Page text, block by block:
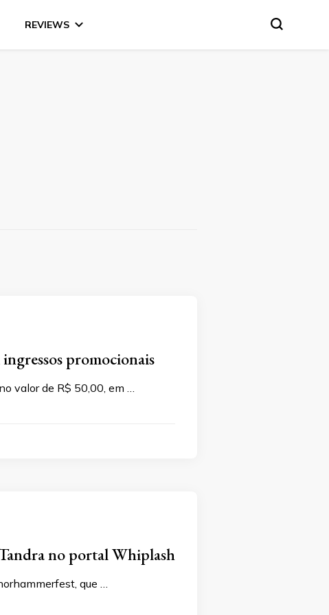
REVIEWS
promocionais
valor de R$ 50,00, em …
no portal Whiplash
que …